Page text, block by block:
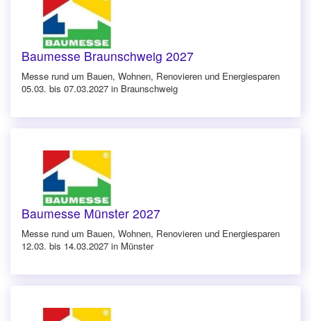
Baumesse Braunschweig 2027
Messe rund um Bauen, Wohnen, Renovieren und Energiesparen
05.03. bis 07.03.2027 in Braunschweig
Baumesse Münster 2027
Messe rund um Bauen, Wohnen, Renovieren und Energiesparen
12.03. bis 14.03.2027 in Münster